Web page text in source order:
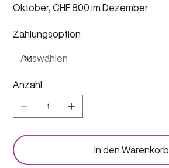
Oktober, CHF 800 im Dezember
Zahlungsoption
Anzahl
In den Warenkorb